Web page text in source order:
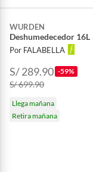
WURDEN
Deshumedecedor 16L
Por FALABELLA
S/ 289.90 -59%
S/ 699.90
Llega mañana
Retira mañana